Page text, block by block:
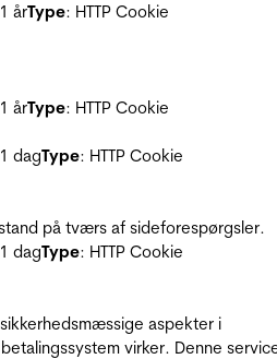
årType: HTTP Cookie
årType: HTTP Cookie
dagType: HTTP Cookie
på tværs af sideforespørgsler.
dagType: HTTP Cookie
aspekter i
virker. Denne